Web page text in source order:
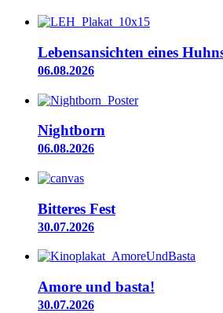
Lebensansichten eines
06.08.2026
Nightborn
06.08.2026
Bitteres Fest
30.07.2026
Amore und basta!
30.07.2026